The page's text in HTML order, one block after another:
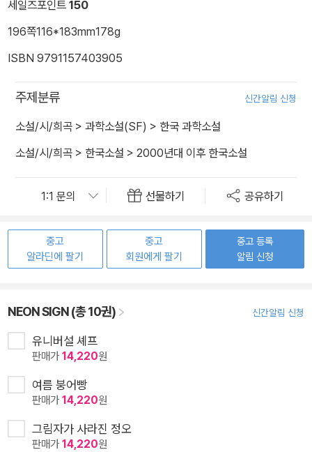
세일즈포인트 150
196쪽116*183mm178g
ISBN 9791157403905
주제분류 신간알림 신청
소설/시/희곡 > 과학소설(SF) > 한국 과학소설
소설/시/희곡 > 한국소설 > 2000년대 이후 한국소설
선물하기 공유하기
중고
알라딘에 팔기
중고
회원에게 팔기
중고 등록
알림 신청
NEON SIGN (총 10권) 신간알림 신청
유니버설 셰프
판매가14,220원
여름 붕어빵
판매가14,220원
그림자가 사라진 정오
판매가14,220원